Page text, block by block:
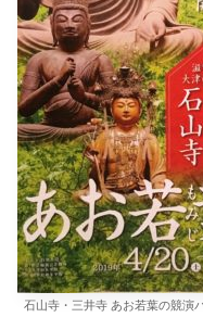
石山寺・三井寺 あお若葉の競演